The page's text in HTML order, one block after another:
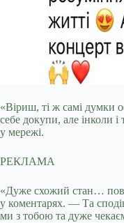
«Віриш, ті ж самі думки
себе докупи, але інколи
у мережі.
РЕКЛАМА
«Дуже схожий стан…
у коментарях. — Та
ми з тобою та дуже